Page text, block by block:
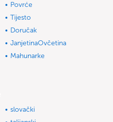
Povrće
Tijesto
Doručak
JanjetinaOvčetina
Mahunarke
slovački